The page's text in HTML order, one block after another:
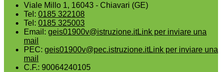
Viale Millo 1, 16043 - Chiavari (GE)
Tel: 0185 322108
Tel: 0185 325003
Email: geis01900v@istruzione.itLink per inviare una
mail
PEC: geis01900v@pec.istruzione.itLink per inviare una
mail
C.F.: 90064240105